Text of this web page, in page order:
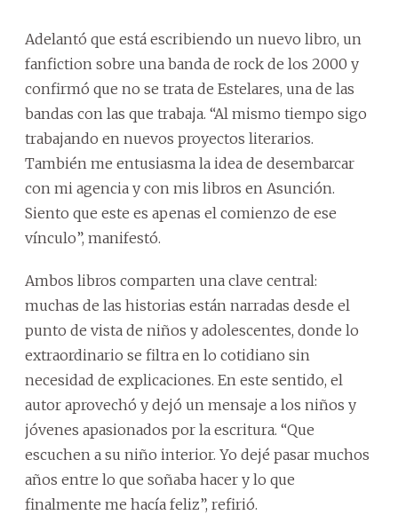
Adelantó que está escribiendo un nuevo libro, un
fanfiction sobre una banda de rock de los 2000 y
confirmó que no se trata de Estelares, una de las
bandas con las que trabaja. “Al mismo tiempo sigo
trabajando en nuevos proyectos literarios.
También me entusiasma la idea de desembarcar
con mi agencia y con mis libros en Asunción.
Siento que este es apenas el comienzo de ese
vínculo”, manifestó.
Ambos libros comparten una clave central:
muchas de las historias están narradas desde el
punto de vista de niños y adolescentes, donde lo
extraordinario se filtra en lo cotidiano sin
necesidad de explicaciones. En este sentido, el
autor aprovechó y dejó un mensaje a los niños y
jóvenes apasionados por la escritura. “Que
escuchen a su niño interior. Yo dejé pasar muchos
años entre lo que soñaba hacer y lo que
finalmente me hacía feliz”, refirió.